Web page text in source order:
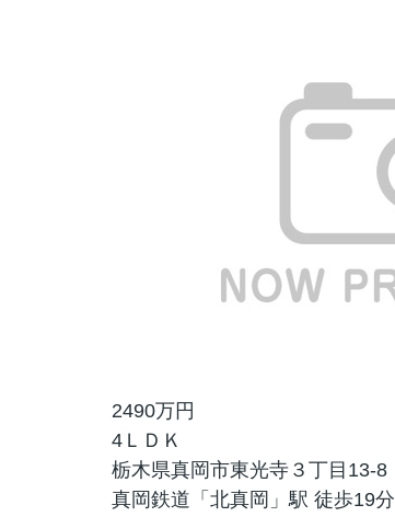
2490万円
4ＬＤＫ
栃木県真岡市東光寺３丁目13-8
真岡鉄道「北真岡」駅 徒歩19分